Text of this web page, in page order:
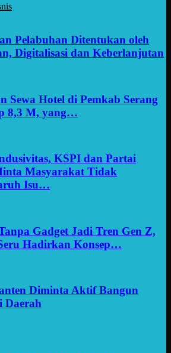
Pelabuhan Ditentukan oleh
Digitalisasi dan Keberlanjutan
Sewa Hotel di Pemkab Serang
8,3 M, yang…
KSPI dan Partai
Masyarakat Tidak
Isu…
Gadget Jadi Tren Gen Z,
Hadirkan Konsep…
Diminta Aktif Bangun
Daerah